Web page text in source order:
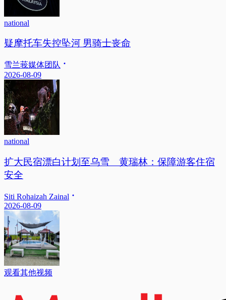
national
疑摩托车失控坠河 男骑士丧命
雪兰莪媒体团队
2026-08-09
national
扩大民宿漂白计划至乌雪 黄瑞林：保障游客住宿
安全
Siti Rohaizah Zainal
2026-08-09
观看其他视频